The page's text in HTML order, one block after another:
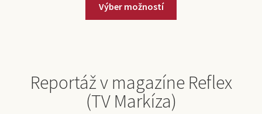
Výber možností
Reportáž v magazíne Reflex
(TV Markíza)